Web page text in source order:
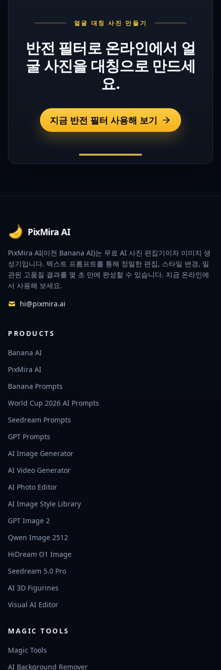
얼굴 대칭 사진 만들기
반전 필터로 온라인에서 얼
굴 사진을 대칭으로 만드세
요.
지금 반전 필터 사용해 보기
PixMira AI
PixMira AI(이전 Banana AI)는 무료 AI 사진 편집기이자 이미지 생
성기입니다. 텍스트 프롬프트를 통해 정밀한 편집, 스타일 변경, 일
관된 고품질 결과를 몇 초 만에 완성할 수 있습니다. 지금 온라인에
서 사용해 보세요.
hi@pixmira.ai
PRODUCTS
Banana AI
PixMira AI
Banana Prompts
World Cup 2026 AI Prompts
Seedream Prompts
GPT Prompts
AI Image Generator
AI Video Generator
AI Photo Editor
AI Image Style Library
GPT Image 2
Qwen Image 2512
HiDream O1 Image
Seedream 5.0 Pro
AI 3D Figurines
Visual AI Editor
MAGIC TOOLS
Magic Tools
AI Background Remover